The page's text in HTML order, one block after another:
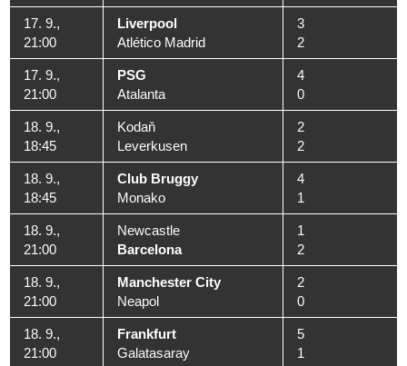
17. 9.,
21:00
Liverpool
Atlético Madrid
3
2
17. 9.,
21:00
PSG
Atalanta
4
0
18. 9.,
18:45
Kodaň
Leverkusen
2
2
18. 9.,
18:45
Club Bruggy
Monako
4
1
18. 9.,
21:00
Newcastle
Barcelona
1
2
18. 9.,
21:00
Manchester City
Neapol
2
0
18. 9.,
21:00
Frankfurt
Galatasaray
5
1